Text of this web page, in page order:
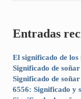
Entradas
El significado de
Significado de
Significado de
6556: Significado y